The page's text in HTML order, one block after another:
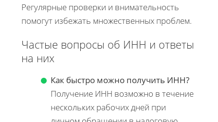
Регулярные проверки и внимательность
помогут избежать множественных проблем.
Частые вопросы об ИНН и ответы
на них
Как быстро можно получить ИНН?
Получение ИНН возможно в течение
нескольких рабочих дней при